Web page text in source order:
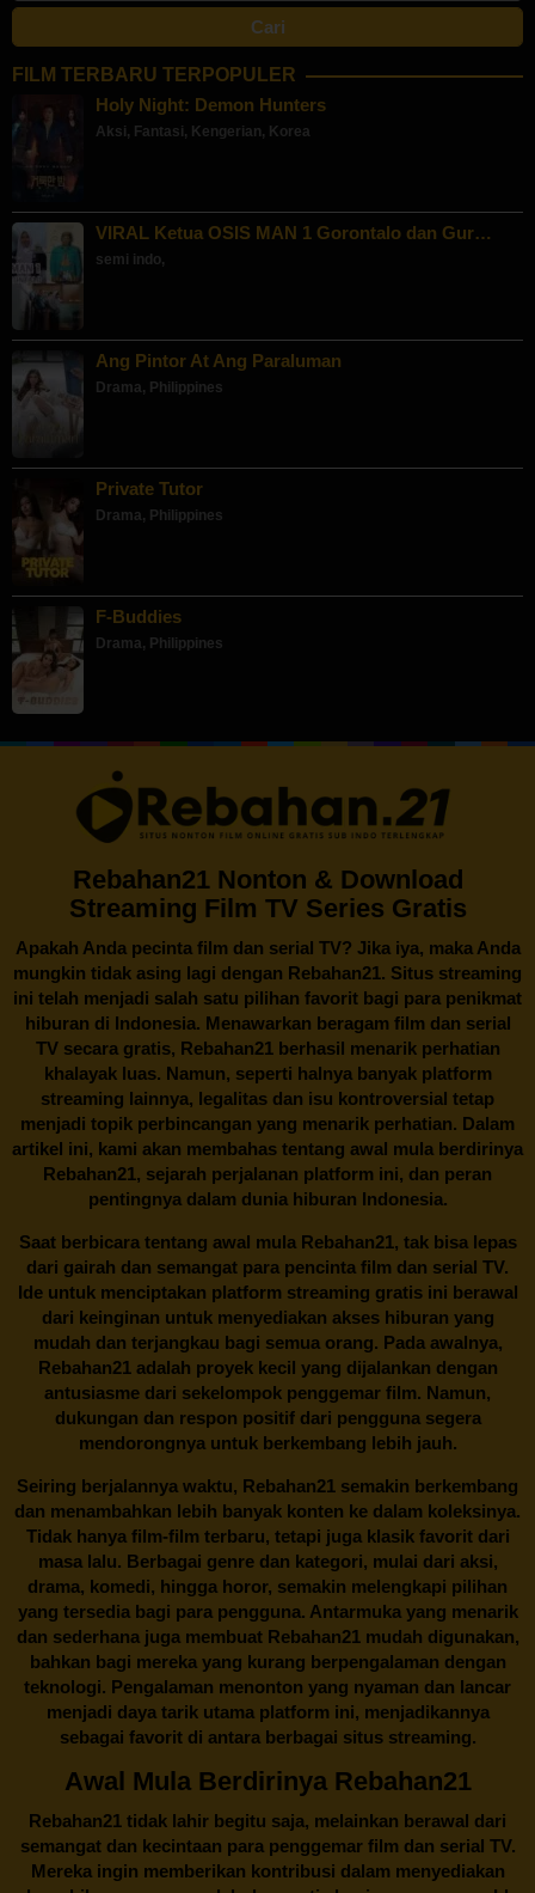
FILM TERBARU TERPOPULER
Holy Night: Demon Hunters
Aksi , Fantasi , Kengerian, Korea
VIRAL Ketua OSIS MAN 1 Gorontalo dan Gur…
semi indo,
Ang Pintor At Ang Paraluman
Drama, Philippines
Private Tutor
Drama, Philippines
F-Buddies
Drama, Philippines
Rebahan21 Nonton & Download
Streaming Film TV Series Gratis
Apakah Anda pecinta film dan serial TV? Jika iya, maka Anda
mungkin tidak asing lagi dengan Rebahan21. Situs streaming
ini telah menjadi salah satu pilihan favorit bagi para penikmat
hiburan di Indonesia. Menawarkan beragam film dan serial
TV secara gratis, Rebahan21berhasil menarik perhatian
khalayak luas. Namun, seperti halnya banyak platform
streaming lainnya, legalitas dan isu kontroversial tetap
menjadi topik perbincangan yang menarik perhatian. Dalam
artikel ini, kami akan membahas tentang awal mula berdirinya
Rebahan21, sejarah perjalanan platform ini, dan peran
pentingnya dalam dunia hiburan Indonesia.
Saat berbicara tentang awal mula Rebahan21, tak bisa lepas
dari gairah dan semangat para pencinta film dan serial TV.
Ide untuk menciptakan platform streaming gratis ini berawal
dari keinginan untuk menyediakan akses hiburan yang
mudah dan terjangkau bagi semua orang. Pada awalnya,
Rebahan21 adalah proyek kecil yang dijalankan dengan
antusiasme dari sekelompok penggemar film. Namun,
dukungan dan respon positif dari pengguna segera
mendorongnya untuk berkembang lebih jauh.
Seiring berjalannya waktu, Rebahan21 semakin berkembang
dan menambahkan lebih banyak konten ke dalam koleksinya.
Tidak hanya film-film terbaru, tetapi juga klasik favorit dari
masa lalu. Berbagai genre dan kategori, mulai dari aksi,
drama, komedi, hingga horor, semakin melengkapi pilihan
yang tersedia bagi para pengguna. Antarmuka yang menarik
dan sederhana juga membuatRebahan21mudah digunakan,
bahkan bagi mereka yang kurang berpengalaman dengan
teknologi. Pengalaman menonton yang nyaman dan lancar
menjadi daya tarik utama platform ini, menjadikannya
sebagai favorit di antara berbagai situs streaming.
Awal Mula Berdirinya Rebahan21
Rebahan21 tidak lahir begitu saja, melainkan berawal dari
semangat dan kecintaan para penggemar film dan serial TV.
Mereka ingin memberikan kontribusi dalam menyediakan